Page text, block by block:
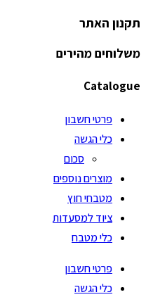
תקנון האתר
משלוחים מהירים
Catalogue
פרטי חשבון
כלי הגשה
סכום
מוצרים נוספים
מטבחי חוץ
ציוד למסעדות
כלי מטבח
פרטי חשבון
כלי הגשה